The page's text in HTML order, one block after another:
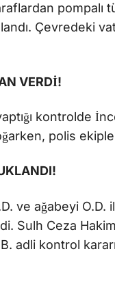
Çevredeki
VERDİ!
kontrolde
polis
ve ağabeyi
Sulh Ceza
adli kontrol